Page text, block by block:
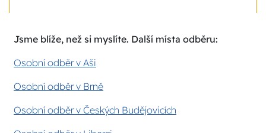
Jsme blíže, než si myslíte. Další místa odběru:
Osobní odběr v Aši
Osobní odběr v Brně
Osobní odběr v Českých Budějovicích